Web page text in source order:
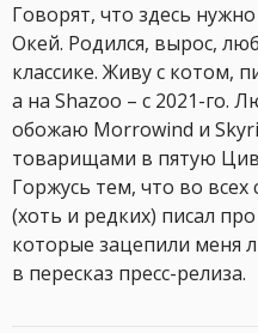
Говорят, что здесь
Окей. Родился, вырос,
классике. Живу с котом,
а на Shazoo – с 2021-го.
обожаю Morrowind и
товарищами в пятую
Горжусь тем, что во всех
(хоть и редких) писал
которые зацепили меня
в пересказ пресс-релиза.